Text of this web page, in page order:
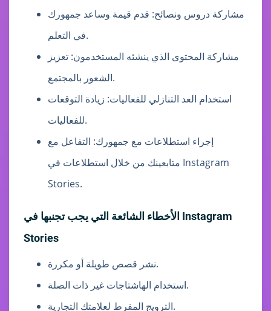
مشاركة دروس ونصائح: قدم قيمة وساعد جمهورك
في التعلم.
مشاركة المحتوى الذي ينشئه المستخدمون: تعزيز
الشعور بالمجتمع.
استخدام العد التنازلي للفعاليات: زيادة التوقعات
للفعاليات.
إجراء استطلاعات مع جمهورك: التفاعل مع
متابعينك من خلال استطلاعات في Instagram
Stories.
الأخطاء الشائعة التي يجب تجنبها في Instagram
Stories
نشر قصص طويلة أو مكررة.
استخدام الهاشتاجات غير ذات الصلة.
الترويج المفرط لعلامتك التجارية.